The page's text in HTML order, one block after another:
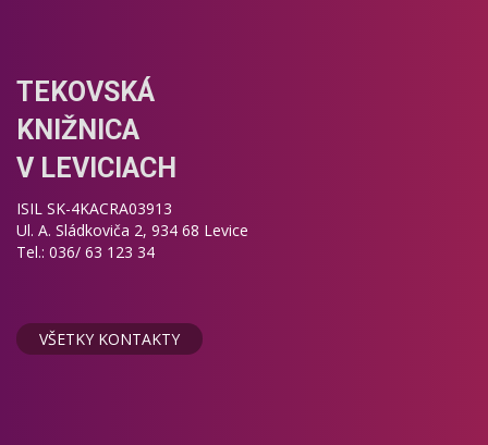
TEKOVSKÁ
KNIŽNICA
V LEVICIACH
ISIL SK-4KACRA03913
Ul. A. Sládkoviča 2, 934 68 Levice
Tel.: 036/ 63 123 34
VŠETKY KONTAKTY